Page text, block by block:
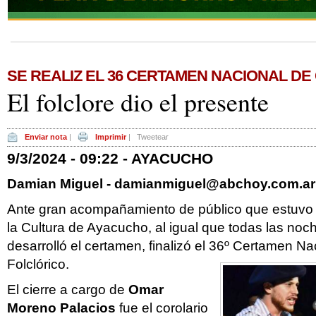
SE REALIZ EL 36 CERTAMEN NACIONAL
El folclore dio el presente
Enviar nota | Imprimir| Tweetear
9/3/2024 - 09:22 - AYACUCHO
Damian Miguel - damianmiguel@abchoy.com.ar
Ante gran acompañamiento de público que
la Cultura de Ayacucho, al igual que todas las
desarrolló el certamen, finalizó el 36º Certamen
Folclórico.
El cierre a cargo de Omar
Moreno Palacios fue el corolario